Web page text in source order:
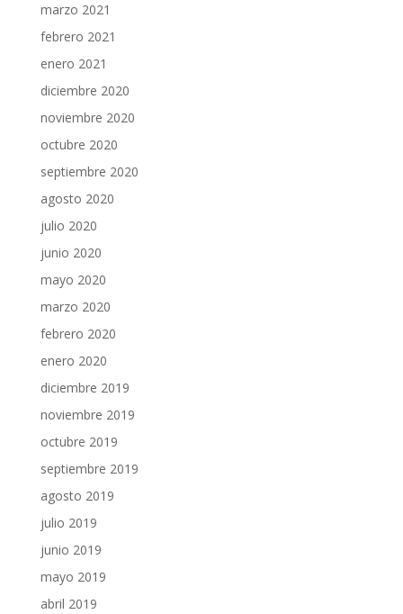
marzo 2021
febrero 2021
enero 2021
diciembre 2020
noviembre 2020
octubre 2020
septiembre 2020
agosto 2020
julio 2020
junio 2020
mayo 2020
marzo 2020
febrero 2020
enero 2020
diciembre 2019
noviembre 2019
octubre 2019
septiembre 2019
agosto 2019
julio 2019
junio 2019
mayo 2019
abril 2019